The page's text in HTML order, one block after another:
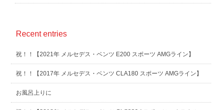
Recent entries
祝！！【2021年 メルセデス・ベンツ E200 スポーツ AMGライン】
祝！！【2017年 メルセデス・ベンツ CLA180 スポーツ AMGライン】
お風呂上りに